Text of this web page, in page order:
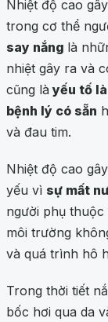
Nhiệt độ cao
trong cơ thể
say nắng là
nhiệt gây ra và
cũng là yếu tố
bệnh lý có sẵn
và đau tim.
Nhiệt độ cao
yếu vì sự mất
người phụ
môi trường
và quá trình hô
Trong thời tiết
bốc hơi qua da